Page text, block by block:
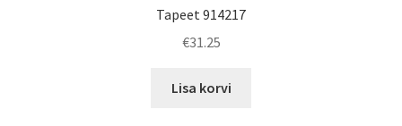
Tapeet 914217
€31.25
Lisa korvi